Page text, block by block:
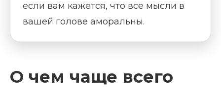
если вам кажется, что все мысли в
вашей голове аморальны.
О чем чаще всего